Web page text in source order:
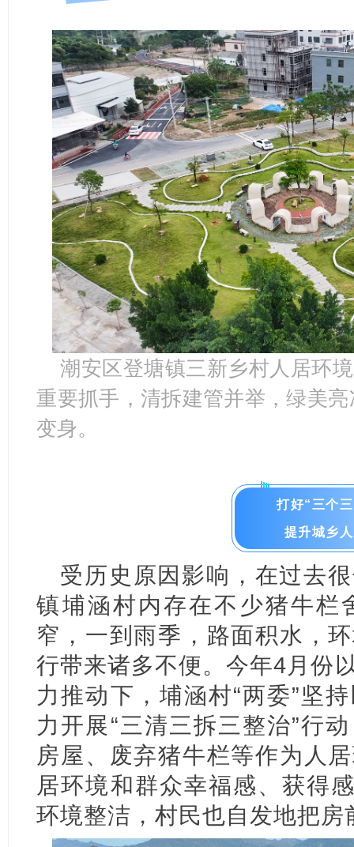
潮安区登塘镇三新乡村人居环
重要抓手，清拆建管并举，绿美
变身。
打好“三个
提升城乡
受历史原因影响，在过去
镇埔涵村内存在不少猪牛栏
窄，一到雨季，路面积水，
行带来诸多不便。今年4月份
力推动下，埔涵村“两委”坚
力开展“三清三拆三整治”行
房屋、废弃猪牛栏等作为人
居环境和群众幸福感、获得
环境整洁，村民也自发地把房